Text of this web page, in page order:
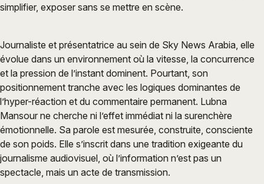
simplifier, exposer sans se mettre en scène.
Journaliste et présentatrice au sein de Sky News Arabia, elle
évolue dans un environnement où la vitesse, la concurrence
et la pression de l’instant dominent. Pourtant, son
positionnement tranche avec les logiques dominantes de
l’hyper-réaction et du commentaire permanent. Lubna
Mansour ne cherche ni l’effet immédiat ni la surenchère
émotionnelle. Sa parole est mesurée, construite, consciente
de son poids. Elle s’inscrit dans une tradition exigeante du
journalisme audiovisuel, où l’information n’est pas un
spectacle, mais un acte de transmission.